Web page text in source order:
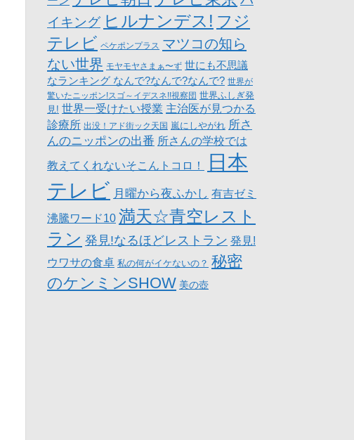
イキング ヒルナンデス! フジ
テレビ ペケポンプラス マツコの知ら
ない世界 モヤモヤさまぁ〜ず 世にも不思議
なランキング なんで?なんで?なんで? 世界が
驚いたニッポン!スゴ～イデスネ!!視察団 世界ふしぎ発
見! 世界一受けたい授業 主治医が見つかる
診療所 出没！アド街ック天国 嵐にしやがれ 所さ
んのニッポンの出番 所さんの学校では
教えてくれないそこんトコロ！
日本
テレビ 月曜から夜ふかし 有吉ゼミ
沸騰ワード10 満天☆青空レスト
ラン 発見!なるほどレストラン 発見!
ウワサの食卓 私の何がイケないの？ 秘密
のケンミンSHOW 美の壺